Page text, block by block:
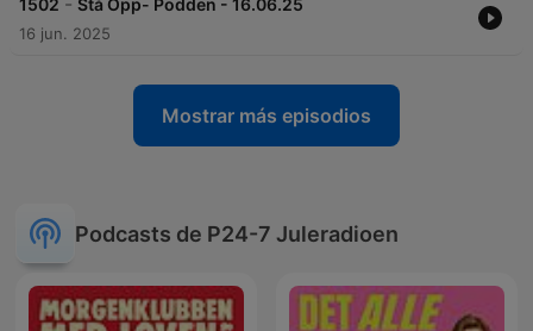
1502 Stå Opp- Podden - 16.06.25
16 jun. 2025
Mostrar más episodios
Podcasts de P24-7 Juleradioen